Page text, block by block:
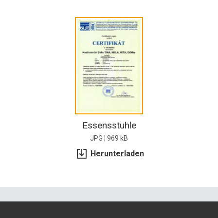
Essensstuhle
JPG | 969 kB
Herunterladen